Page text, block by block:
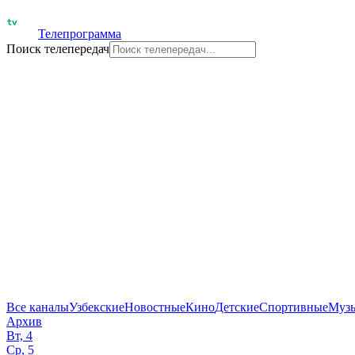
Телепрограмма
Поиск телепередач
Все каналыУзбекскиеНовостныеКиноДетскиеСпортивные
Архив
Вт, 4
Ср, 5